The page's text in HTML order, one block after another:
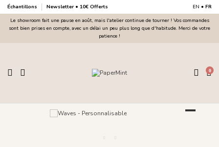
Échantillons Newsletter • 10€ Offerts EN • FR
Le showroom fait une pause en août, mais l'atelier continue de tourner ! Vos commandes
sont bien prises en compte, avec un délai un peu plus long que d'habitude. Merci de votre
patience !
0